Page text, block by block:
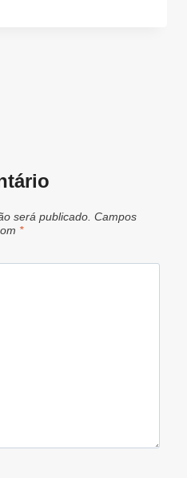
será publicado. Campos
*